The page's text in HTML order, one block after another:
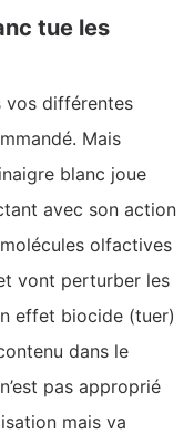
tue les
vos différentes
Mais
blanc joue
avec son action
olfactives
vont perturber les
effet biocide (tuer)
dans le
pas approprié
mais va